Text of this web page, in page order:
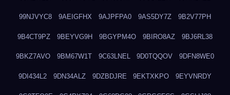
99NJVYC8 9AEIGFHX 9AJPFPA0 9AS5DY7Z 9B2V77PH
9B4CT9PZ 9BEYVG9H 9BGYPM4O 9BIRO8AZ 9BJ6RL38
9BKZ7AVO 9BM67W1T 9C63LNEL 9D0TQQOV 9DFN8WE0
9DI434L2 9DN34ALZ 9DZBDJRE 9EKTXKPO 9EYVNRDY